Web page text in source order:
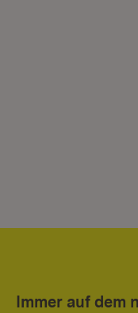
Immer auf dem